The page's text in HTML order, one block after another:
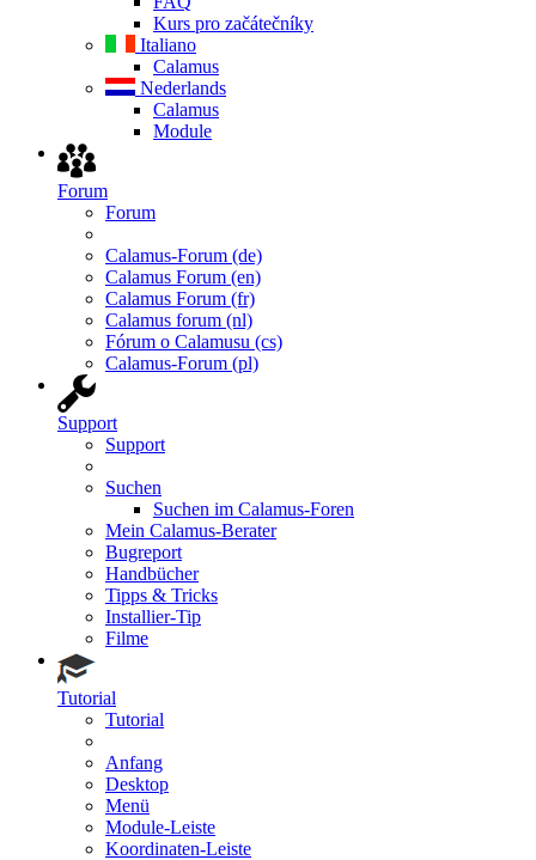
Kurs pro začátečníky
Italiano
Calamus
Nederlands
Calamus
Module
Forum
Forum
Calamus-Forum (de)
Calamus Forum (en)
Calamus Forum (fr)
Calamus forum (nl)
Fórum o Calamusu (cs)
Calamus-Forum (pl)
Support
Support
Suchen
Suchen im Calamus-Foren
Mein Calamus-Berater
Bugreport
Handbücher
Tipps & Tricks
Installier-Tip
Filme
Tutorial
Tutorial
Anfang
Desktop
Menü
Module-Leiste
Koordinaten-Leiste